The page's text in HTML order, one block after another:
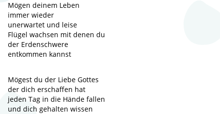
Mögen deinem Leben
immer wieder
unerwartet und leise
Flügel wachsen mit denen du
der Erdenschwere
entkommen kannst
Mögest du der Liebe Gottes
der dich erschaffen hat
jeden Tag in die Hände fallen
und dich gehalten wissen